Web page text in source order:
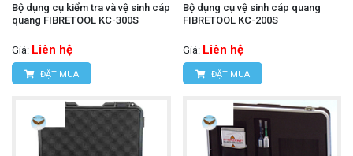
Bộ dụng cụ kiểm tra và vệ sinh cáp
quang FIBRETOOL KC-300S
Giá: Liên hệ
ĐẶT MUA
Bộ dụng cụ vệ sinh cáp quang
FIBRETOOL KC-200S
Giá: Liên hệ
ĐẶT MUA